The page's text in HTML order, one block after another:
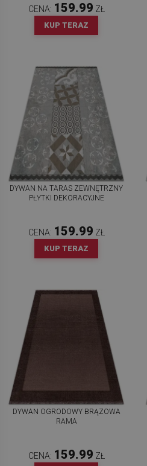
CENA: 159.99 ZŁ
KUP TERAZ
DYWAN NA TARAS ZEWNĘTRZNY
PŁYTKI DEKORACYJNE
CENA: 159.99 ZŁ
KUP TERAZ
DYWAN OGRODOWY BRĄZOWA
RAMA
CENA: 159.99 ZŁ